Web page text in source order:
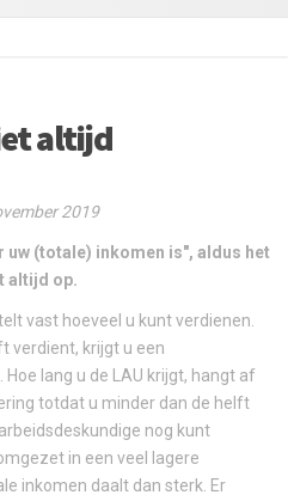
altijd
2019
uw (totale) inkomen is", aldus het
altijd op.
vast hoeveel u kunt verdienen.
verdient, krijgt u een
lang u de LAU krijgt, hangt af
totdat u minder dan de helft
nog kunt
in een veel lagere
inkomen daalt dan sterk. Er